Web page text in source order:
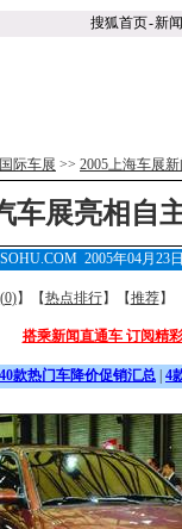
搜狐首页-新闻
际车展 >> 2005上海车展
车展亮相自
2005年04月
0)】【热点排行】【推荐】
搭乘新闻直通车 订阅精
40款热门车降价促销汇总 4